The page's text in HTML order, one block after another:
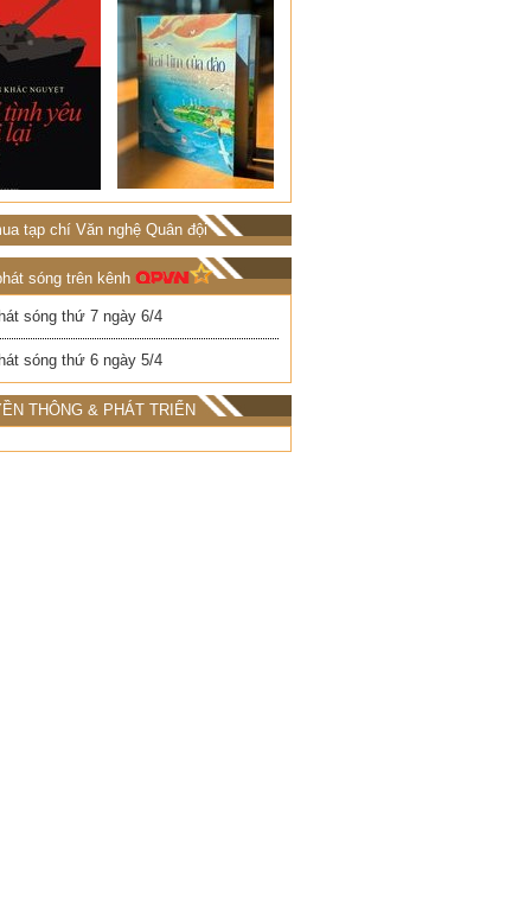
tạp chí Văn nghệ Quân đội
sóng trên kênh
sóng thứ 7 ngày 6/4
sóng thứ 6 ngày 5/4
THÔNG & PHÁT TRIỂN